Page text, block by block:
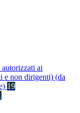
ai
e non dirigenti) (da
19